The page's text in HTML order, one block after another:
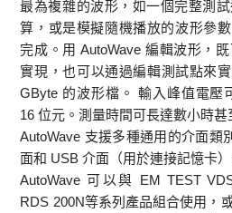
最為複雜的波形，如一個完整測
算，或是模擬隨機播放的波形參
完成。用 AutoWave 編輯波形，
實現，也可以通過編輯測試點來
GByte 的波形檔。 輸入峰值電壓
16 位元。測量時間可長達數小時甚
AutoWave 支援多種通用的介面類
面和 USB 介面（用於連接記憶卡）
AutoWave 可以與 EM TEST
RDS 200N等系列產品組合使用，